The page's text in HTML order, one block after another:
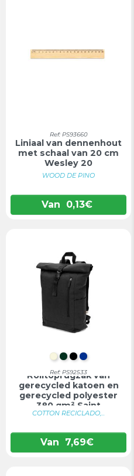
Ref: PS93660
Liniaal van dennenhout
met schaal van 20 cm
Wesley 20
WOOD DE PINO
Van 0,13€
NATUURLIJK
ZWART
BLAUW
Ref: PS92533
Rolltoprugzak van
gerecycled katoen en
gerecycled polyester
380 gm² Saint
COTTON RECICLADO,...
Van 7,69€